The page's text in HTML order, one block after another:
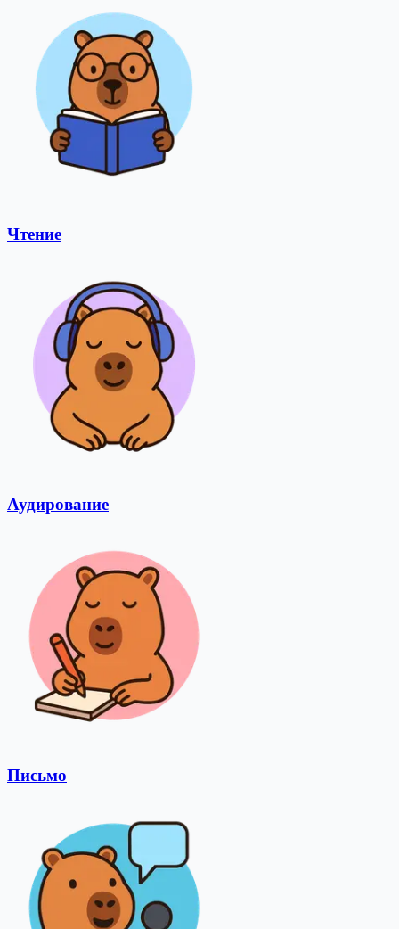
Чтение
Аудирование
Письмо